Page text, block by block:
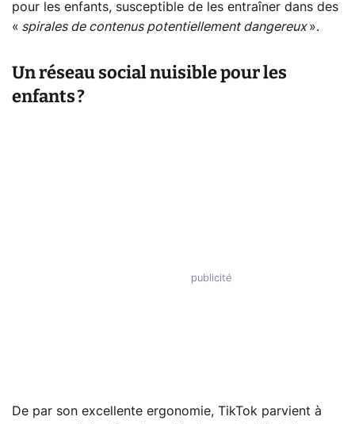
pour les enfants, susceptible de les entraîner dans des
« spirales de contenus potentiellement dangereux».
Un réseau social nuisible pour les
enfants ?
De par son excellente ergonomie, TikTok parvient à